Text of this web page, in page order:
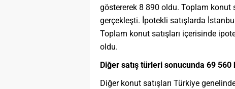
göstererek 8 890 oldu. Toplam konut
gerçekleşti. İpotekli satışlarda
Toplam konut satışları içerisinde
oldu.
Diğer satış türleri sonucunda 69
Diğer konut satışları Türkiye